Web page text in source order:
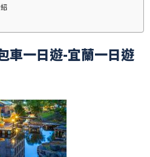
車一日遊-宜蘭一日遊